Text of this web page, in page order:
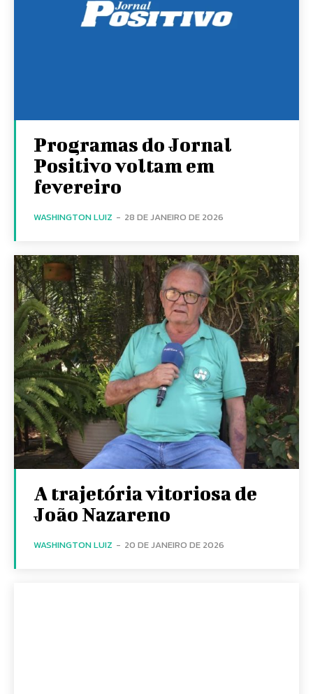
Programas do Jornal
Positivo voltam em
fevereiro
WASHINGTON LUIZ - 28 DE JANEIRO DE 2026
A trajetória vitoriosa de
João Nazareno
WASHINGTON LUIZ - 20 DE JANEIRO DE 2026